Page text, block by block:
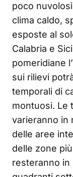
poco
clima caldo,
esposte al
Calabria e
pomeridiane
sui rilievi
temporali di
montuosi. Le
varieranno in
delle aree
delle zone
resteranno in